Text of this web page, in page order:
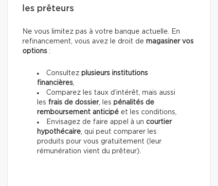
les prêteurs
Ne vous limitez pas à votre banque actuelle. En
refinancement, vous avez le droit de magasiner vos
options :
Consultez plusieurs institutions
financières,
Comparez les taux d’intérêt, mais aussi
les frais de dossier, les pénalités de
remboursement anticipé et les conditions,
Envisagez de faire appel à un courtier
hypothécaire, qui peut comparer les
produits pour vous gratuitement (leur
rémunération vient du prêteur).